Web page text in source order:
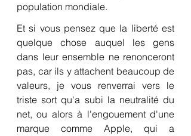
population mondiale.
Et si vous pensez que la liberté est
quelque chose auquel les gens
dans leur ensemble ne renonceront
pas, car ils y attachent beaucoup de
valeurs, je vous renverrai vers le
triste sort qu'a subi la neutralité du
net, ou alors à l'engouement d'une
marque comme Apple, qui a